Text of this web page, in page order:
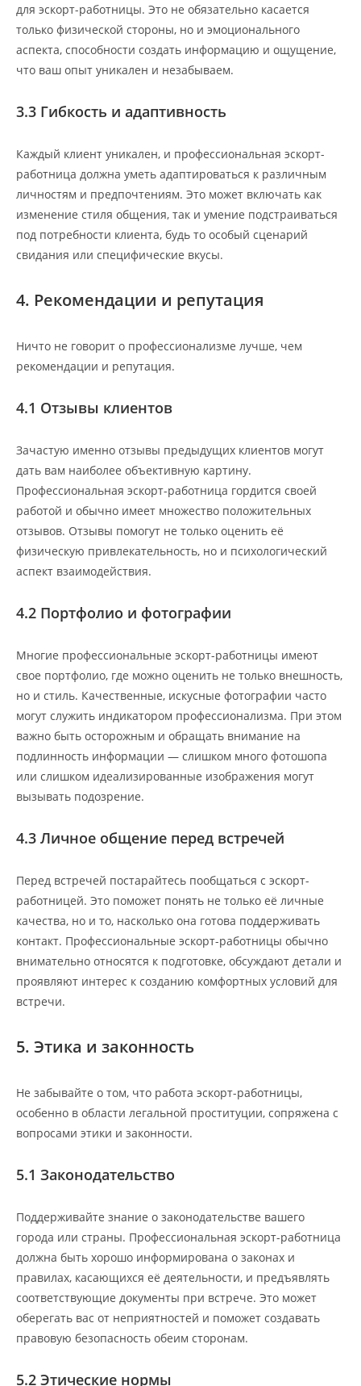
для эскорт-работницы. Это не обязательно касается
только физической стороны, но и эмоционального
аспекта, способности создать информацию и ощущение,
что ваш опыт уникален и незабываем.
3.3 Гибкость и адаптивность
Каждый клиент уникален, и профессиональная эскорт-
работница должна уметь адаптироваться к различным
личностям и предпочтениям. Это может включать как
изменение стиля общения, так и умение подстраиваться
под потребности клиента, будь то особый сценарий
свидания или специфические вкусы.
4. Рекомендации и репутация
Ничто не говорит о профессионализме лучше, чем
рекомендации и репутация.
4.1 Отзывы клиентов
Зачастую именно отзывы предыдущих клиентов могут
дать вам наиболее объективную картину.
Профессиональная эскорт-работница гордится своей
работой и обычно имеет множество положительных
отзывов. Отзывы помогут не только оценить её
физическую привлекательность, но и психологический
аспект взаимодействия.
4.2 Портфолио и фотографии
Многие профессиональные эскорт-работницы имеют
свое портфолио, где можно оценить не только внешность,
но и стиль. Качественные, искусные фотографии часто
могут служить индикатором профессионализма. При этом
важно быть осторожным и обращать внимание на
подлинность информации — слишком много фотошопа
или слишком идеализированные изображения могут
вызывать подозрение.
4.3 Личное общение перед встречей
Перед встречей постарайтесь пообщаться с эскорт-
работницей. Это поможет понять не только её личные
качества, но и то, насколько она готова поддерживать
контакт. Профессиональные эскорт-работницы обычно
внимательно относятся к подготовке, обсуждают детали и
проявляют интерес к созданию комфортных условий для
встречи.
5. Этика и законность
Не забывайте о том, что работа эскорт-работницы,
особенно в области легальной проституции, сопряжена с
вопросами этики и законности.
5.1 Законодательство
Поддерживайте знание о законодательстве вашего
города или страны. Профессиональная эскорт-работница
должна быть хорошо информирована о законах и
правилах, касающихся её деятельности, и предъявлять
соответствующие документы при встрече. Это может
оберегать вас от неприятностей и поможет создавать
правовую безопасность обеим сторонам.
5.2 Этические нормы